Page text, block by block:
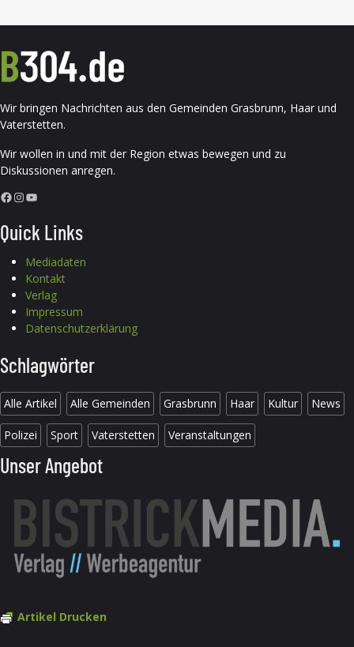
Wir bringen Nachrichten aus den Gemeinden Grasbrunn, Haar und
Vaterstetten.
Wir wollen in und mit der Region etwas bewegen und zu
Diskussionen anregen.
Facebook InstagramYouTube
Quick Links
Mediadaten
Kontakt
Verlag
Impressum
Datenschutzerklärung
Schlagwörter
Alle Artikel Alle Gemeinden Grasbrunn Haar Kultur News
Polizei Sport Vaterstetten Veranstaltungen
Unser Angebot
Artikel Drucken